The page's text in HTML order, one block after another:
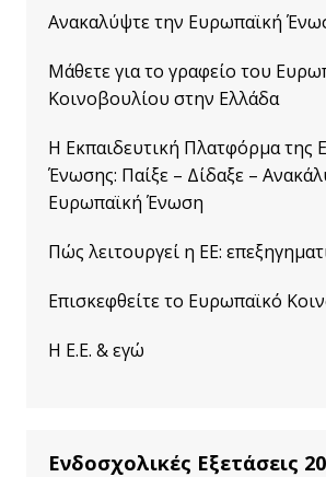
Ανακαλύψτε την Ευρωπαϊκή
Μάθετε για το γραφείο του
Κοινοβουλίου στην Ελλάδα
Η Εκπαιδευτική Πλατφόρμα της
Ένωσης: Παίξε – Δίδαξε –
Ευρωπαϊκή Ένωση
Πώς λειτουργεί η ΕΕ:
Επισκεφθείτε το Ευρωπαϊκό
Η Ε.Ε. & εγώ
Ενδοσχολικές Εξετάσεις